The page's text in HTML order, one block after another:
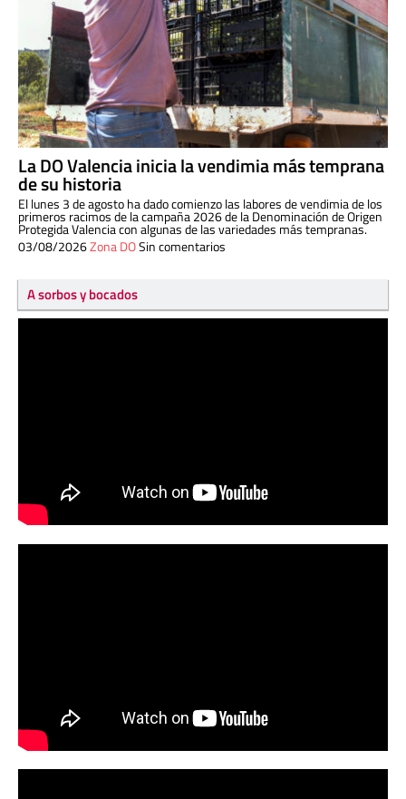
La DO Valencia inicia la vendimia más temprana
de su historia
El lunes 3 de agosto ha dado comienzo las labores de vendimia de los
primeros racimos de la campaña 2026 de la Denominación de Origen
Protegida Valencia con algunas de las variedades más tempranas.
03/08/2026Zona DOSin comentarios
A sorbos y bocados